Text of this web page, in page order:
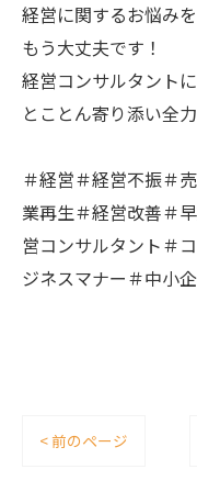
経営に関するお悩み
もう大丈夫です！
経営コンサルタント
とことん寄り添い全
＃経営＃経営不振＃
業再生＃経営改善＃
営コンサルタント＃
ジネスマナー＃中小
< 前のページ